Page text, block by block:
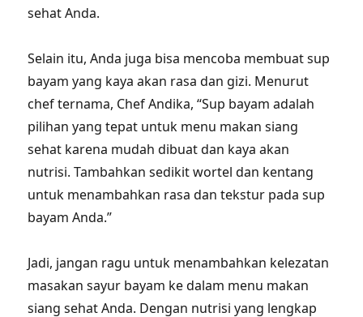
sehat Anda.
Selain itu, Anda juga bisa mencoba membuat sup
bayam yang kaya akan rasa dan gizi. Menurut
chef ternama, Chef Andika, “Sup bayam adalah
pilihan yang tepat untuk menu makan siang
sehat karena mudah dibuat dan kaya akan
nutrisi. Tambahkan sedikit wortel dan kentang
untuk menambahkan rasa dan tekstur pada sup
bayam Anda.”
Jadi, jangan ragu untuk menambahkan kelezatan
masakan sayur bayam ke dalam menu makan
siang sehat Anda. Dengan nutrisi yang lengkap